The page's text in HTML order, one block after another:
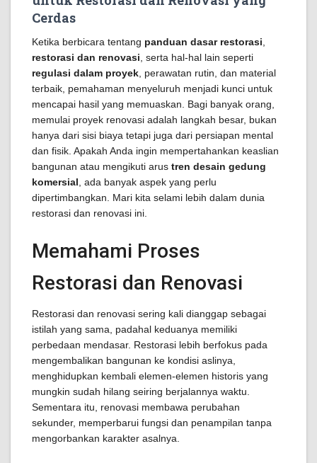
Cerdas
Ketika berbicara tentang panduan dasar restorasi
restorasi dan renovasi , serta hal-hal lain seperti
regulasi dalam proyek , perawatan rutin, dan material
terbaik, pemahaman menyeluruh menjadi kunci untuk
mencapai hasil yang memuaskan. Bagi banyak orang,
memulai proyek renovasi adalah langkah besar, bukan
hanya dari sisi biaya tetapi juga dari persiapan mental
dan fisik. Apakah Anda ingin mempertahankan keaslian
bangunan atau mengikuti arus tren desain gedung
komersial , ada banyak aspek yang perlu
dipertimbangkan. Mari kita selami lebih dalam dunia
restorasi dan renovasi ini.
Memahami Proses
Restorasi dan Renovasi
Restorasi dan renovasi sering kali dianggap sebagai
istilah yang sama, padahal keduanya memiliki
perbedaan mendasar. Restorasi lebih berfokus pada
mengembalikan bangunan ke kondisi aslinya,
menghidupkan kembali elemen-elemen historis yang
mungkin sudah hilang seiring berjalannya waktu.
Sementara itu, renovasi membawa perubahan
sekunder, memperbarui fungsi dan penampilan tanpa
mengorbankan karakter asalnya.